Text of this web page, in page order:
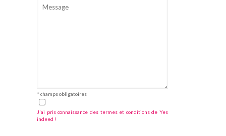
* champs obligatoires
J'ai pris connaissance des termes et conditions de Yes
indeed !